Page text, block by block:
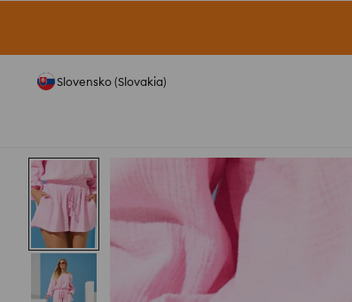
Slovensko (Slovakia)